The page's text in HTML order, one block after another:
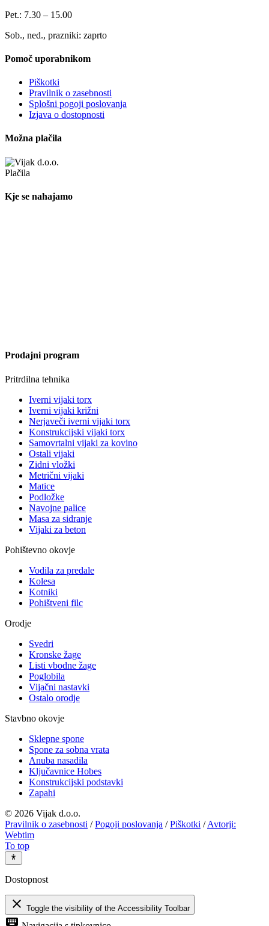
Pet.: 7.30 – 15.00
Sob., ned., prazniki: zaprto
Pomoč uporabnikom
Piškotki
Pravilnik o zasebnosti
Splošni pogoji poslovanja
Izjava o dostopnosti
Možna plačila
Kje se nahajamo
Prodajni program
Pritrdilna tehnika
Iverni vijaki torx
Iverni vijaki križni
Nerjaveči iverni vijaki torx
Konstrukcijski vijaki torx
Samovrtalni vijaki za kovino
Ostali vijaki
Zidni vložki
Metrični vijaki
Matice
Podložke
Navojne palice
Masa za sidranje
Vijaki za beton
Pohištevno okovje
Vodila za predale
Kolesa
Kotniki
Pohištveni filc
Orodje
Svedri
Kronske žage
Listi vbodne žage
Poglobila
Vijačni nastavki
Ostalo orodje
Stavbno okovje
Sklepne spone
Spone za sobna vrata
Anuba nasadila
Ključavnice Hobes
Konstrukcijski podstavki
Zapahi
© 2026 Vijak d.o.o.
Pravilnik o zasebnosti / Pogoji poslovanja / Piškotki / Avtorji:
Webtim
To top
Dostopnost
close Toggle the visibility of the Accessibility Toolbar
keyboard